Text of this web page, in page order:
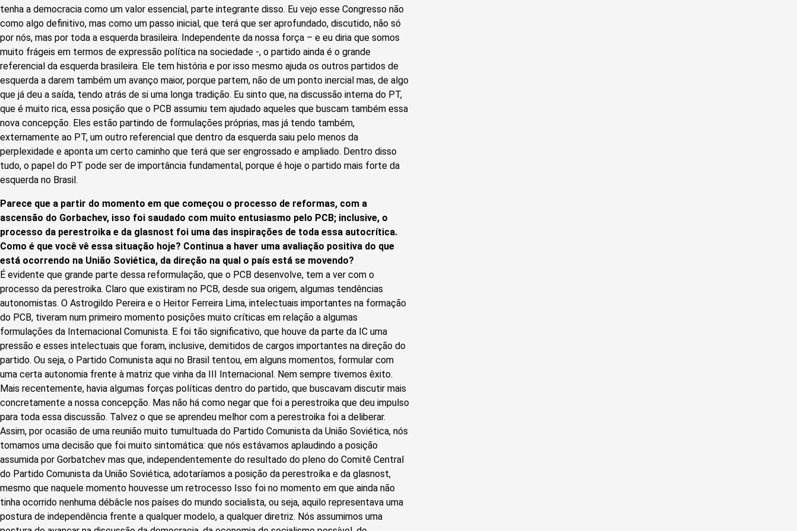
tenha a democracia como um valor essencial, parte integrante disso. Eu vejo esse Congresso não
como algo definitivo, mas como um passo inicial, que terá que ser aprofundado, discutido, não só
por nós, mas por toda a esquerda brasileira. Independente da nossa força – e eu diria que somos
muito frágeis em termos de expressão política na sociedade -, o partido ainda é o grande
referencial da esquerda brasileira. Ele tem história e por isso mesmo ajuda os outros partidos de
esquerda a darem também um avanço maior, porque partem, não de um ponto inercial mas, de algo
que já deu a saída, tendo atrás de si uma longa tradição. Eu sinto que, na discussão interna do PT,
que é muito rica, essa posição que o PCB assumiu tem ajudado aqueles que buscam também essa
nova concepção. Eles estão partindo de formulações próprias, mas já tendo também,
externamente ao PT, um outro referencial que dentro da esquerda saiu pelo menos da
perplexidade e aponta um certo caminho que terá que ser engrossado e ampliado. Dentro disso
tudo, o papel do PT pode ser de importância fundamental, porque é hoje o partido mais forte da
esquerda no Brasil.
Parece que a partir do momento em que começou o processo de reformas, com a
ascensão do Gorbachev, isso foi saudado com muito entusiasmo pelo PCB; inclusive, o
processo da perestroika e da glasnost foi uma das inspirações de toda essa autocrítica.
Como é que você vê essa situação hoje? Continua a haver uma avaliação positiva do que
está ocorrendo na União Soviética, da direção na qual o país está se movendo?
É evidente que grande parte dessa reformulação, que o PCB desenvolve, tem a ver com o
processo da perestroika. Claro que existiram no PCB, desde sua origem, algumas tendências
autonomistas. O Astrogildo Pereira e o Heitor Ferreira Lima, intelectuais importantes na formação
do PCB, tiveram num primeiro momento posições muito críticas em relação a algumas
formulações da Internacional Comunista. E foi tão significativo, que houve da parte da IC uma
pressão e esses intelectuais que foram, inclusive, demitidos de cargos importantes na direção do
partido. Ou seja, o Partido Comunista aqui no Brasil tentou, em alguns momentos, formular com
uma certa autonomia frente à matriz que vinha da III Internacional. Nem sempre tivemos êxito.
Mais recentemente, havia algumas forças políticas dentro do partido, que buscavam discutir mais
concretamente a nossa concepção. Mas não há como negar que foi a perestroika que deu impulso
para toda essa discussão. Talvez o que se aprendeu melhor com a perestroika foi a deliberar.
Assim, por ocasião de uma reunião muito tumultuada do Partido Comunista da União Soviética, nós
tomamos uma decisão que foi muito sintomática: que nós estávamos aplaudindo a posição
assumida por Gorbatchev mas que, independentemente do resultado do pleno do Comitê Central
do Partido Comunista da União Soviética, adotaríamos a posição da perestroíka e da glasnost,
mesmo que naquele momento houvesse um retrocesso Isso foi no momento em que ainda não
tinha ocorrido nenhuma débâcle nos países do mundo socialista, ou seja, aquilo representava uma
postura de independência frente a qualquer modelo, a qualquer diretriz. Nós assumimos uma